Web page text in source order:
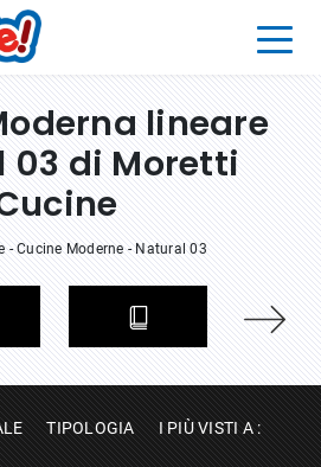
lineare
03 di Moretti
-Cucine Moderne -Natural 03
TIPOLOGIA I PIÙ VISTI A :